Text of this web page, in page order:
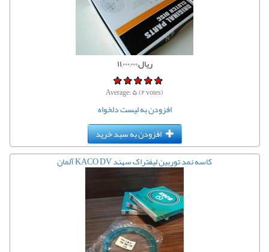
ریال,۱۱,۰۰۰,۰۰۰
Average:۵(۲votes)
افزودن به لیست دلخواه
افزودن به سبد خرید
کاسه نمد توربین لیفتراک سهند KACO DV آلمان